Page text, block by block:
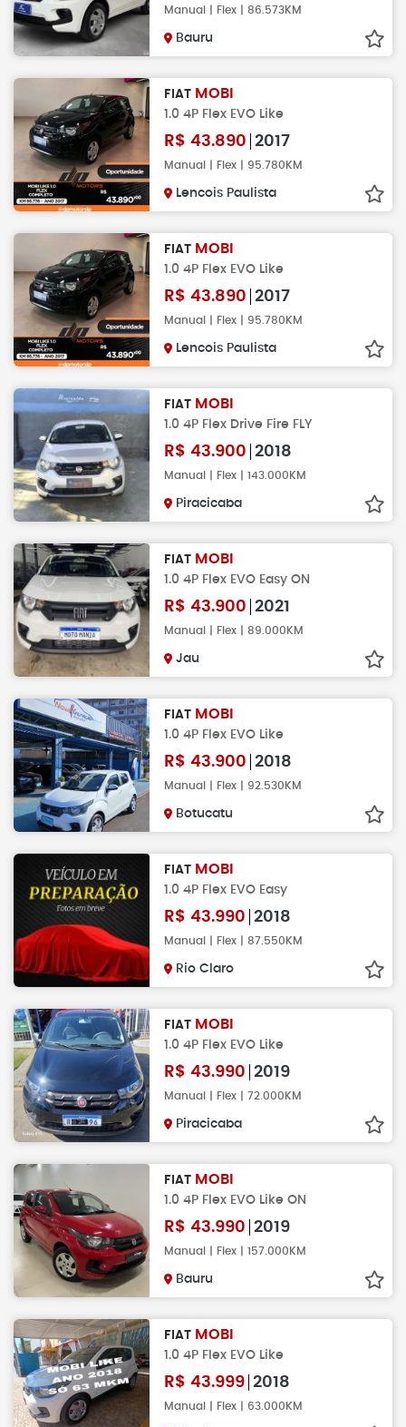
Manual | Flex | 86.573KM
Bauru
FIAT MOBI
1.0 4P Flex EVO Like
R$ 43.890 2017
Manual | Flex | 95.780KM
Lencois Paulista
FIAT MOBI
1.0 4P Flex EVO Like
R$ 43.890 2017
Manual | Flex | 95.780KM
Lencois Paulista
FIAT MOBI
1.0 4P Flex Drive Fire FLY
R$ 43.900 2018
Manual | Flex | 143.000KM
Piracicaba
FIAT MOBI
1.0 4P Flex EVO Easy ON
R$ 43.900 2021
Manual | Flex | 89.000KM
Jau
FIAT MOBI
1.0 4P Flex EVO Like
R$ 43.900 2018
Manual | Flex | 92.530KM
Botucatu
FIAT MOBI
1.0 4P Flex EVO Easy
R$ 43.990 2018
Manual | Flex | 87.550KM
Rio Claro
FIAT MOBI
1.0 4P Flex EVO Like
R$ 43.990 2019
Manual | Flex | 72.000KM
Piracicaba
FIAT MOBI
1.0 4P Flex EVO Like ON
R$ 43.990 2019
Manual | Flex | 157.000KM
Bauru
FIAT MOBI
1.0 4P Flex EVO Like
R$ 43.999 2018
Manual | Flex | 63.000KM